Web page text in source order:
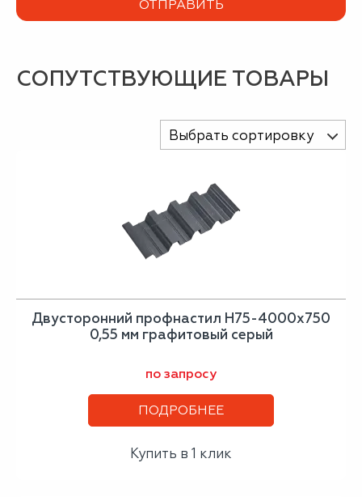
СОПУТСТВУЮЩИЕ ТОВАРЫ
Выбрать сортировку
Двусторонний профнастил Н75-4000х750
0,55 мм графитовый серый
по запросу
ПОДРОБНЕЕ
Купить в 1 клик